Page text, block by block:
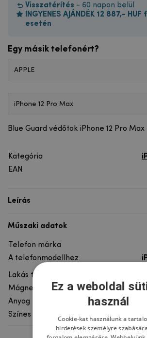
Visszatérítés - 60 napon belül
INGYENES AJÁNDÉK 12 887,-
esetén
Egy másik telefonért?
APPLE
iPhone 12 Pro Max
Blue Guard védőtok iPhone 12 Pro
Kategória
EAN
Leírás
Műszaki adatok
Telefon márka
A telefonmodellhez
Lakás típusa
Mágneses tartókhoz
Anyag
fém,
Színes
Ez a weboldal
használ
Cookie-kat használunk a
hirdetések személyre